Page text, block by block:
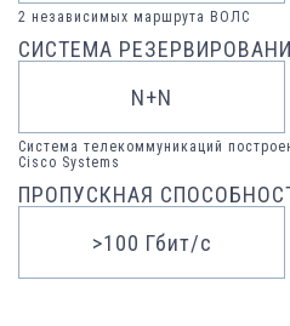
2 независимых маршрута ВОЛС
N+N
СИСТЕМА
Система телекоммуникаций
Cisco Systems
>100 Гбит/с
ПРОПУСКНАЯ